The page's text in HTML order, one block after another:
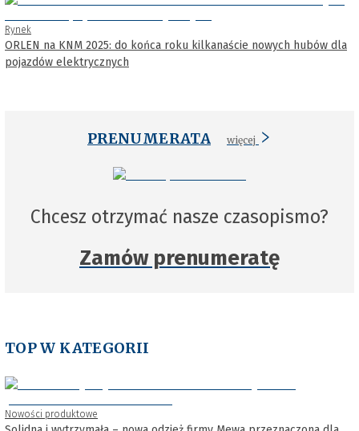
Rynek
ORLEN na KNM 2025: do końca roku kilkanaście nowych hubów dla
pojazdów elektrycznych
PRENUMERATA więcej
Chcesz otrzymać nasze czasopismo?
Zamów prenumeratę
TOP W KATEGORII
Nowości produktowe